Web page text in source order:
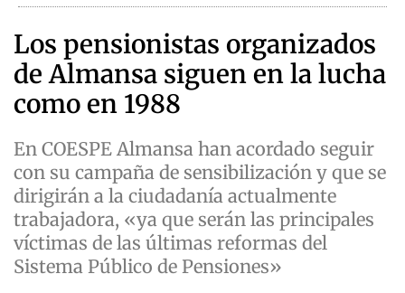
Los pensionistas organizados
de Almansa siguen en la lucha
como en 1988
En COESPE Almansa han acordado seguir
con su campaña de sensibilización y que se
dirigirán a la ciudadanía actualmente
trabajadora, «ya que serán las principales
víctimas de las últimas reformas del
Sistema Público de Pensiones»